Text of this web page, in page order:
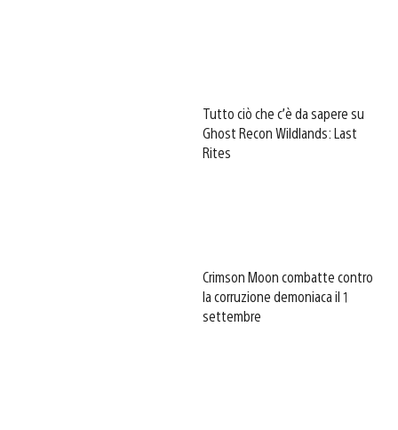
Tutto ciò che c’è da sapere su
Ghost Recon Wildlands: Last
Rites
Crimson Moon combatte contro
la corruzione demoniaca il 1
settembre